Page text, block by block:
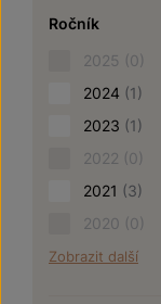
Ročník
2025 (0)
2024 (1)
2023 (1)
2022 (0)
2021 (3)
2020 (0)
Zobrazit další